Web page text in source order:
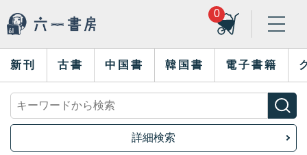
0
新刊 古書 中国書 韓国書 電子書籍
詳細検索